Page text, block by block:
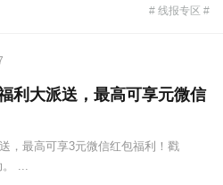
# 线报专区 #
利大派送，最高可享元微信
，最高可享3元微信红包福利！戳
。 ...